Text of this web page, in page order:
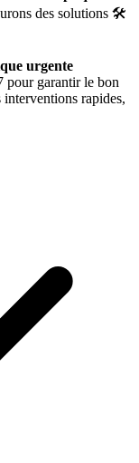
des solutions 🛠️
urgente
pour garantir le bon
rapides,